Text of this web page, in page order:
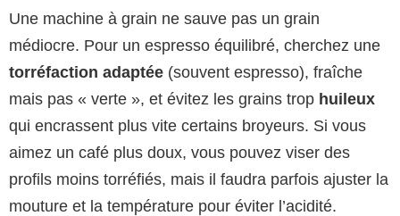
Une machine à grain ne sauve pas un grain
médiocre. Pour un espresso équilibré, cherchez une
torréfaction adaptée (souvent espresso), fraîche
mais pas « verte », et évitez les grains trop huileux
qui encrassent plus vite certains broyeurs. Si vous
aimez un café plus doux, vous pouvez viser des
profils moins torréfiés, mais il faudra parfois ajuster la
mouture et la température pour éviter l’acidité.